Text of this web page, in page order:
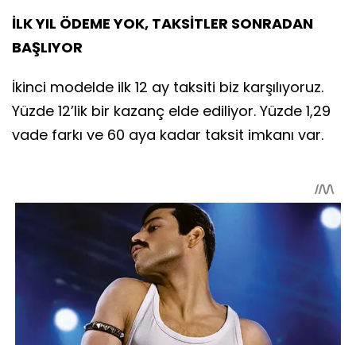
İLK YIL ÖDEME YOK, TAKSİTLER SONRADAN
BAŞLIYOR
İkinci modelde ilk 12 ay taksiti biz karşılıyoruz.
Yüzde 12’lik bir kazanç elde ediliyor. Yüzde 1,29
vade farkı ve 60 aya kadar taksit imkanı var.